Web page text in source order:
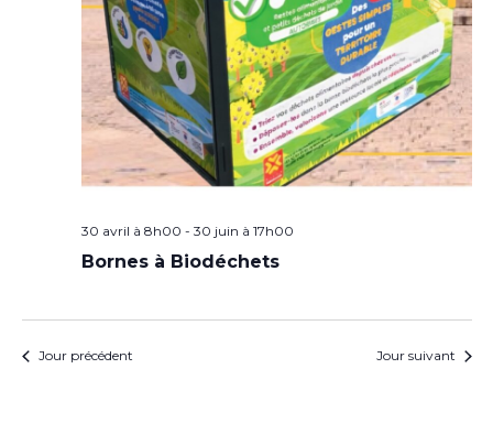
30 avril à 8h00 - 30 juin à 17h00
Bornes à Biodéchets
Jour précédent Jour suivant